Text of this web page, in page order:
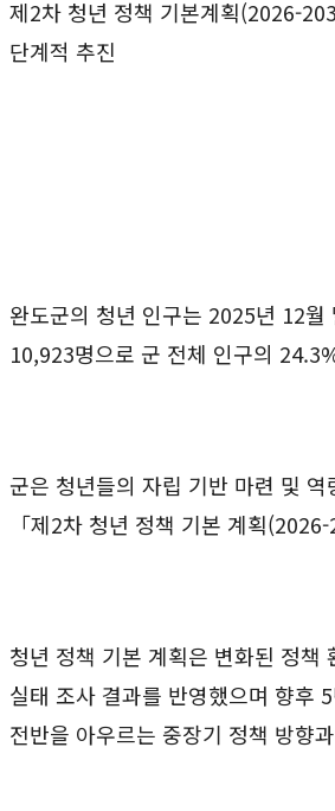
제2차 청년 정책 기본계획(2026-
단계적 추진
완도군의 청년 인구는 2025년 12월
10,923명으로 군 전체 인구의
군은 청년들의 자립 기반 마련 및 역
「제2차 청년 정책 기본 계획
청년 정책 기본 계획은 변화된 정책
실태 조사 결과를 반영했으며 향후
전반을 아우르는 중장기 정책 방향